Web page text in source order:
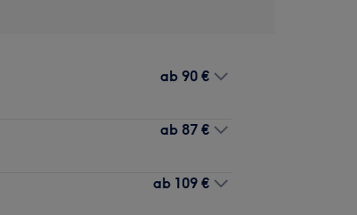
ab 90 €
ab 87 €
ab 109 €